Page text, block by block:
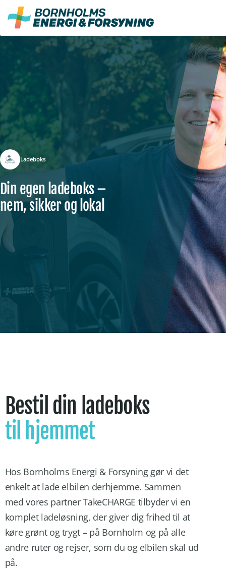
Fortsæt
indhold
Ladeboks
Din egen ladeboks –
nem, sikker og lokal
Bestil din ladeboks
til hjemmet
Hos Bornholms Energi & Forsyning gør vi det
enkelt at lade elbilen derhjemme. Sammen
med vores partner TakeCHARGE tilbyder vi en
komplet ladeløsning, der giver dig frihed til at
køre grønt og trygt – på Bornholm og på alle
andre ruter og rejser, som du og elbilen skal ud
på.